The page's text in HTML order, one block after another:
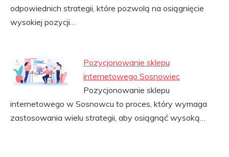
odpowiednich strategii, które pozwolą na osiągnięcie
wysokiej pozycji…
Pozycjonowanie sklepu
internetowego Sosnowiec
Pozycjonowanie sklepu
internetowego w Sosnowcu to proces, który wymaga
zastosowania wielu strategii, aby osiągnąć wysoką…